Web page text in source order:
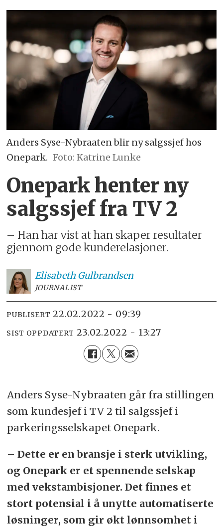
Anders Syse-Nybraaten blir ny salgssjef hos
Onepark. Foto: Katrine Lunke
Onepark henter ny
salgssjef fra TV 2
– Han har vist at han skaper resultater
gjennom gode kunderelasjoner.
Elisabeth Gulbrandsen
JOURNALIST
PUBLISERT 22.02.2022 - 09:39
SIST OPPDATERT 23.02.2022 - 13:27
Anders Syse-Nybraaten går fra stillingen
som kundesjef i TV 2 til salgssjef i
parkeringsselskapet Onepark.
– Dette er en bransje i sterk utvikling,
og Onepark er et spennende selskap
med vekstambisjoner. Det finnes et
stort potensial i å unytte automatiserte
løsninger, som gir økt lønnsomhet i